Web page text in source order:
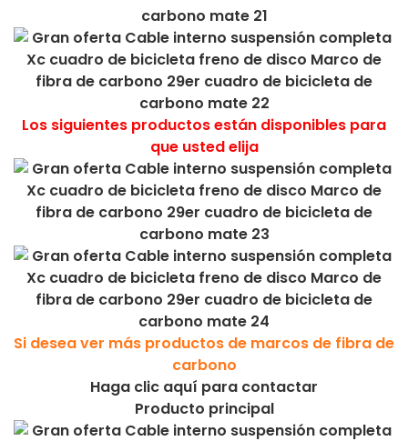
Los siguientes productos están disponibles para
que usted elija
Si desea ver más productos de marcos de fibra de
carbono
Haga clic aquí para contactar
Producto principal